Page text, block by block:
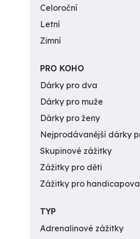
Celoroční
Letní
Zimní
PRO KOHO
Dárky pro dva
Dárky pro muže
Dárky pro ženy
Nejprodávanější dárky
Skupinové zážitky
Zážitky pro děti
Zážitky pro
TYP
Adrenalinové zážitky